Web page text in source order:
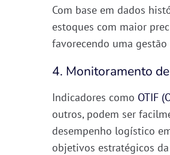
Com base em dados
estoques com maior
favorecendo uma
4. Monitoramento
Indicadores como OTIF
outros, podem ser
desempenho logístico
objetivos estratégicos